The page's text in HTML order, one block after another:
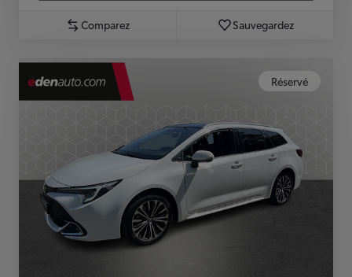
Comparez Sauvegardez
Réservé